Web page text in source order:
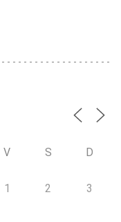
V S D
1 2 3